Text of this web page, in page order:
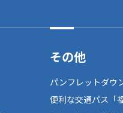
その他
パンフレットダウ
便利な交通パス「